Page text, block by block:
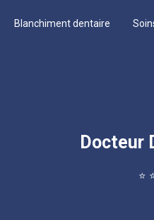
Blanchiment dentaire
Docteur
⭐